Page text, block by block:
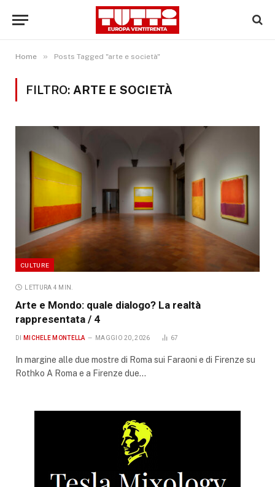
Home » Posts Tagged "arte e società"
FILTRO: ARTE E SOCIETÀ
CULTURE
LETTURA 4 MIN.
Arte e Mondo: quale dialogo? La realtà
rappresentata / 4
DI MICHELE MONTELLA MAGGIO 20, 2026 67
In margine alle due mostre di Roma sui Faraoni e di Firenze su
Rothko A Roma e a Firenze due…